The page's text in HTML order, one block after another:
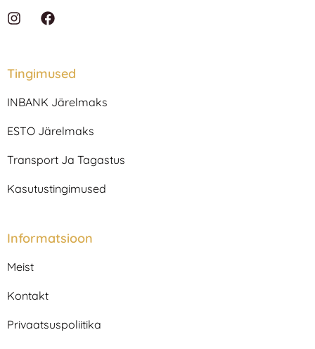
I
a
r
m
F
b
o
Tingimused
INBANK Järelmaks
ESTO Järelmaks
Transport Ja Tagastus
Kasutustingimused
Informatsioon
Meist
Kontakt
Privaatsuspoliitika